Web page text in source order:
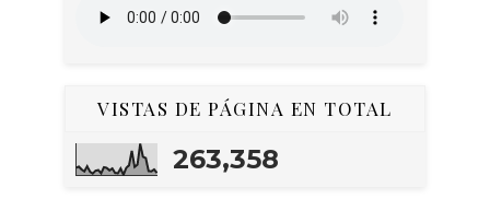
VISTAS DE PÁGINA EN TOTAL
263,358